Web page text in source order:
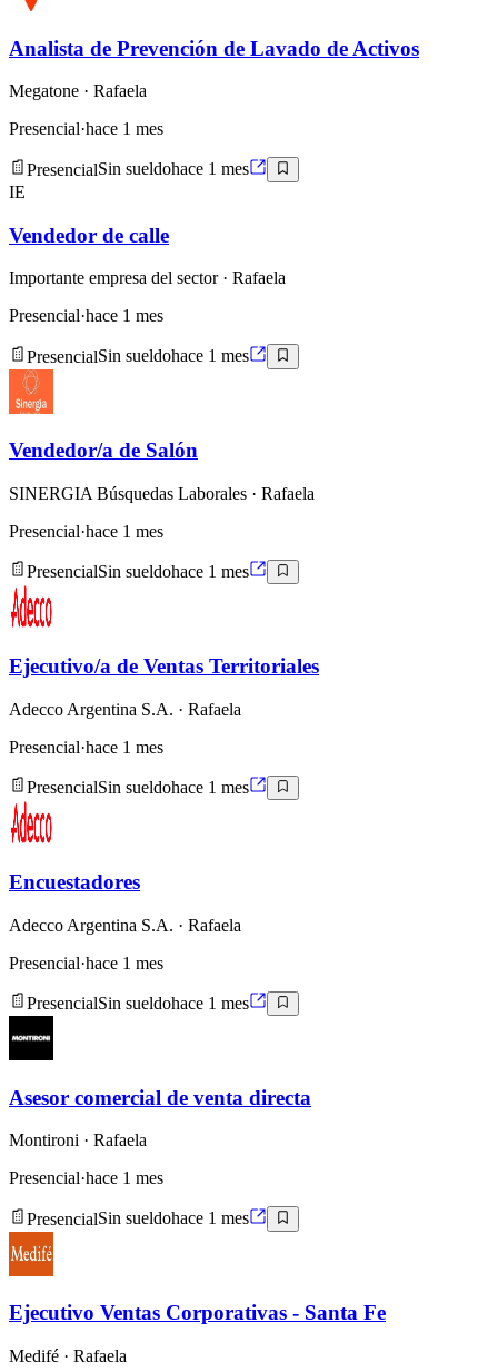
Analista de Prevención de Lavado de Activos
Megatone · Rafaela
Presencial·hace 1 mes
PresencialSin sueldohace 1 mes
IE
Vendedor de calle
Importante empresa del sector· Rafaela
Presencial·hace 1 mes
PresencialSin sueldohace 1 mes
Vendedor/a de Salón
SINERGIA Búsquedas Laborales · Rafaela
Presencial·hace 1 mes
PresencialSin sueldohace 1 mes
Ejecutivo/a de Ventas Territoriales
Adecco Argentina S.A. · Rafaela
Presencial·hace 1 mes
PresencialSin sueldohace 1 mes
Encuestadores
Adecco Argentina S.A. · Rafaela
Presencial·hace 1 mes
PresencialSin sueldohace 1 mes
Asesor comercial de venta directa
Montironi · Rafaela
Presencial·hace 1 mes
PresencialSin sueldohace 1 mes
Ejecutivo Ventas Corporativas - Santa Fe
Medifé · Rafaela